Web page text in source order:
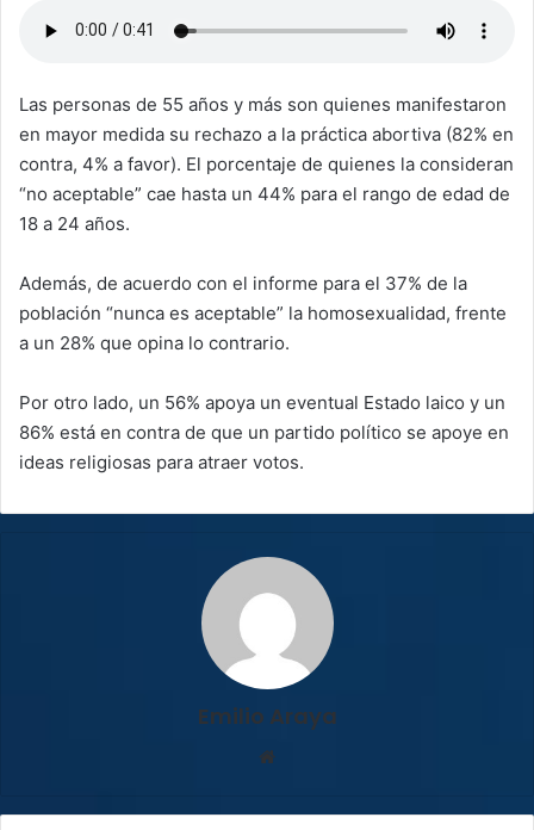
Las personas de 55 años y más son quienes manifestaron
en mayor medida su rechazo a la práctica abortiva (82% en
contra, 4% a favor). El porcentaje de quienes la consideran
“no aceptable” cae hasta un 44% para el rango de edad de
18 a 24 años.
Además, de acuerdo con el informe para el 37% de la
población “nunca es aceptable” la homosexualidad, frente
a un 28% que opina lo contrario.
Por otro lado, un 56% apoya un eventual Estado laico y un
86% está en contra de que un partido político se apoye en
ideas religiosas para atraer votos.
Emilio Araya